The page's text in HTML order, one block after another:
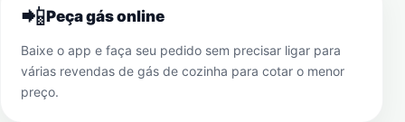
📲Peça gás online
Baixe o app e faça seu pedido sem precisar ligar para
várias revendas de gás de cozinha para cotar o menor
preço.